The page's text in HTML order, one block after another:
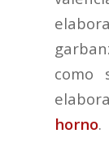
como
elabora
horno.